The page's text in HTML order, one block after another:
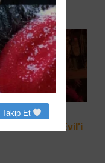
Netflix’in
Resident Evil’i
Takip Et